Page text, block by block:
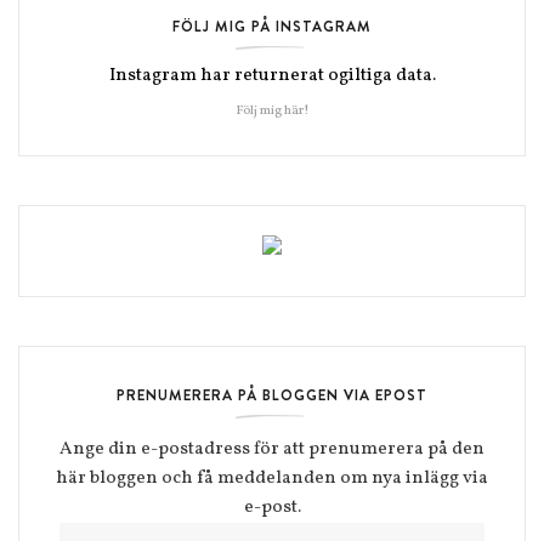
FÖLJ MIG PÅ INSTAGRAM
Instagram har returnerat ogiltiga data.
Följ mig här!
PRENUMERERA PÅ BLOGGEN VIA EPOST
Ange din e-postadress för att prenumerera på den
här bloggen och få meddelanden om nya inlägg via
e-post.